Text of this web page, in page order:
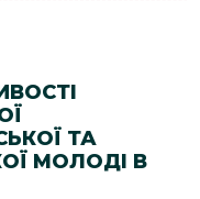
ТА
МОЛОДІ В